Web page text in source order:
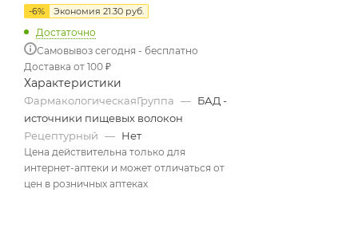
-6% Экономия 21.30 руб.
Достаточно
Самовывоз сегодня - бесплатно
Доставка от 100 ₽
Характеристики
ФармакологическаяГруппа — БАД -
источники пищевых волокон
Рецептурный — Нет
Цена действительна только для
интернет-аптеки и может отличаться от
цен в розничных аптеках